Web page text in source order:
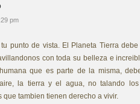
pm
punto de vista. El Planeta Tierra
con toda su belleza e
que es parte de la misma,
la tierra y el agua, no talando
tambien tienen derecho a vivir.